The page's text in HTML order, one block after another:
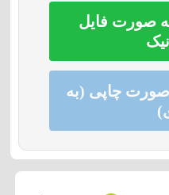
صورت فایل
صورت چاپی (به